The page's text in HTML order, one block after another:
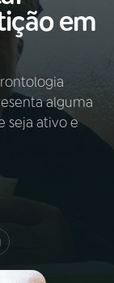
em
alguma
seja ativo e